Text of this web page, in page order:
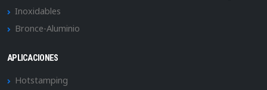
Inoxidables
Bronce-Aluminio
APLICACIONES
Hotstamping